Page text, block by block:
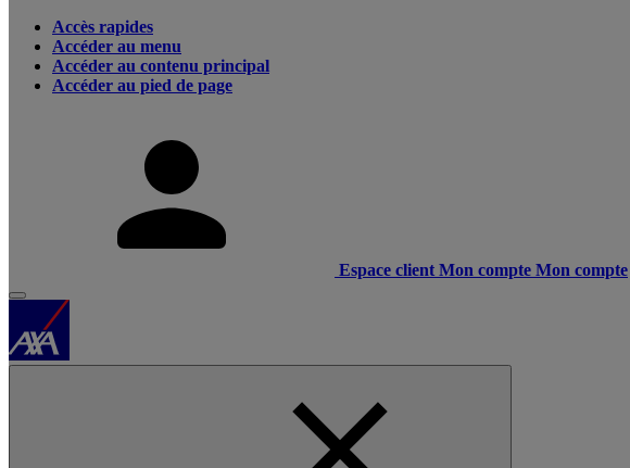
Accès rapides
Accéder au menu
Accéder au contenu principal
Accéder au pied de page
Espace client Mon compte Mon compte